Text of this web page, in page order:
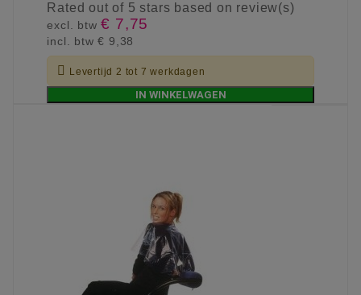
Ratedout of 5 stars based on review(s)
excl. btw€ 7,75
incl. btw€ 9,38
 Levertijd 2 tot 7 werkdagen
IN WINKELWAGEN